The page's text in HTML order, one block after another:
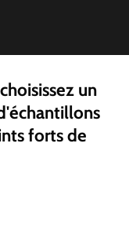
un
forts de